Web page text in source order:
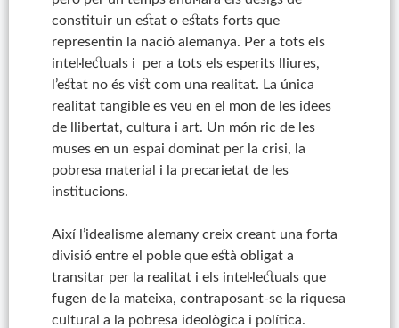
constituir un estat o estats forts que
representin la nació alemanya. Per a tots els
intel·lectuals i per a tots els esperits lliures,
l’estat no és vist com una realitat. La única
realitat tangible es veu en el mon de les idees
de llibertat, cultura i art. Un món ric de les
muses en un espai dominat per la crisi, la
pobresa material i la precarietat de les
institucions.
Així l’idealisme alemany creix creant una forta
divisió entre el poble que està obligat a
transitar per la realitat i els intel·lectuals que
fugen de la mateixa, contraposant-se la riquesa
cultural a la pobresa ideològica i política.